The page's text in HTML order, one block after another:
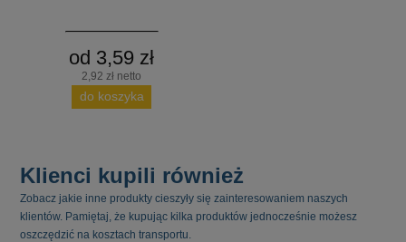
od 3,59 zł
2,92 zł netto
do koszyka
Klienci kupili również
Zobacz jakie inne produkty cieszyły się zainteresowaniem naszych
klientów. Pamiętaj, że kupując kilka produktów jednocześnie możesz
oszczędzić na kosztach transportu.